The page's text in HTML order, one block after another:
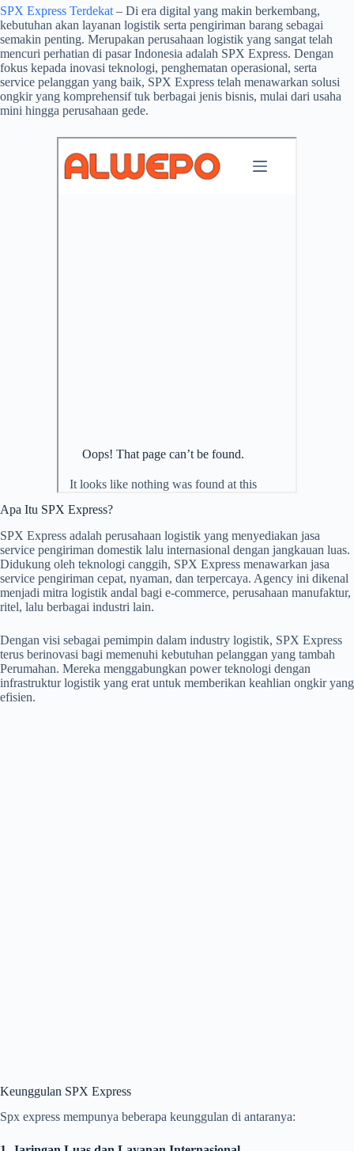
SPX Express Terdekat – Di era digital yang makin berkembang,
kebutuhan akan layanan logistik serta pengiriman barang sebagai
semakin penting. Merupakan perusahaan logistik yang sangat telah
mencuri perhatian di pasar Indonesia adalah SPX Express. Dengan
fokus kepada inovasi teknologi, penghematan operasional, serta
service pelanggan yang baik, SPX Express telah menawarkan solusi
ongkir yang komprehensif tuk berbagai jenis bisnis, mulai dari usaha
mini hingga perusahaan gede.
Apa Itu SPX Express?
SPX Express adalah perusahaan logistik yang menyediakan jasa
service pengiriman domestik lalu internasional dengan jangkauan luas.
Didukung oleh teknologi canggih, SPX Express menawarkan jasa
service pengiriman cepat, nyaman, dan terpercaya. Agency ini dikenal
menjadi mitra logistik andal bagi e-commerce, perusahaan manufaktur,
ritel, lalu berbagai industri lain.
Dengan visi sebagai pemimpin dalam industry logistik, SPX Express
terus berinovasi bagi memenuhi kebutuhan pelanggan yang tambah
Perumahan. Mereka menggabungkan power teknologi dengan
infrastruktur logistik yang erat untuk memberikan keahlian ongkir yang
efisien.
Keunggulan SPX Express
Spx express mempunya beberapa keunggulan di antaranya: